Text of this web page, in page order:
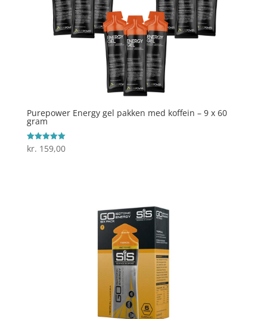
Purepower Energy gel pakken med koffein – 9 x 60
gram
Vurderet
5
kr. 159,00